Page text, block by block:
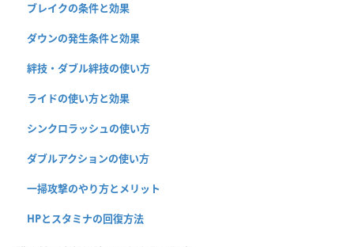
ブレイクの条件と効果
ダウンの発生条件と効果
絆技・ダブル絆技の使い方
ライドの使い方と効果
シンクロラッシュの使い方
ダブルアクションの使い方
一掃攻撃のやり方とメリット
HPとスタミナの回復方法